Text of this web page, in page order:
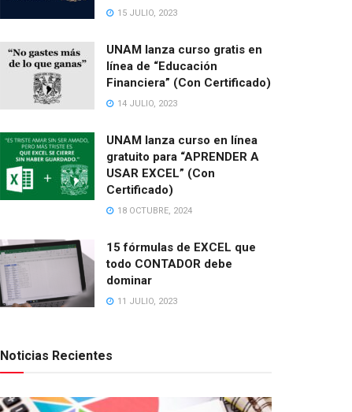
15 JULIO, 2023
UNAM lanza curso gratis en
línea de “Educación
Financiera” (Con Certificado)
14 JULIO, 2023
UNAM lanza curso en línea
gratuito para “APRENDER A
USAR EXCEL” (Con
Certificado)
18 OCTUBRE, 2024
15 fórmulas de EXCEL que
todo CONTADOR debe
dominar
11 JULIO, 2023
Noticias Recientes